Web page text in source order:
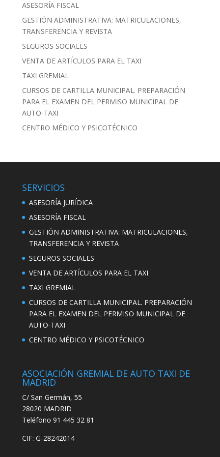
ASESORÍA FISCAL
GESTIÓN ADMINISTRATIVA: MATRICULACIONES,
TRANSFERENCIA Y REVISTA
SEGUROS SOCIALES
VENTA DE ARTÍCULOS PARA EL TAXI
TAXI GREMIAL
CURSOS DE CARTILLA MUNICIPAL. PREPARACIÓN
PARA EL EXAMEN DEL PERMISO MUNICIPAL DE
AUTO-TAXI
CENTRO MÉDICO Y PSICOTÉCNICO
SERVICIOS
ASESORÍA JURÍDICA
ASESORÍA FISCAL
GESTIÓN ADMINISTRATIVA: MATRICULACIONES,
TRANSFERENCIA Y REVISTA
SEGUROS SOCIALES
VENTA DE ARTÍCULOS PARA EL TAXI
TAXI GREMIAL
CURSOS DE CARTILLA MUNICIPAL. PREPARACIÓN
PARA EL EXAMEN DEL PERMISO MUNICIPAL DE
AUTO-TAXI
CENTRO MÉDICO Y PSICOTÉCNICO
ASOCIACIÓN GREMIAL DE AUTO TAXI DE
MADRID
C/ San Germán, 55
28020 MADRID
Teléfono 91 445 32 81
CIF: G-28242014